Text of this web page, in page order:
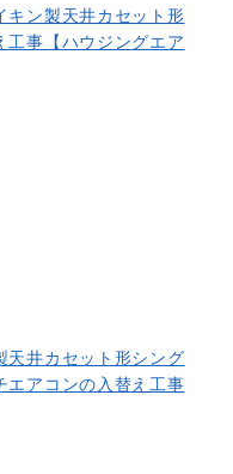
キン製天井カセット形
工事【ハウジングエア
天井カセット形シング
エアコンの入替え工事